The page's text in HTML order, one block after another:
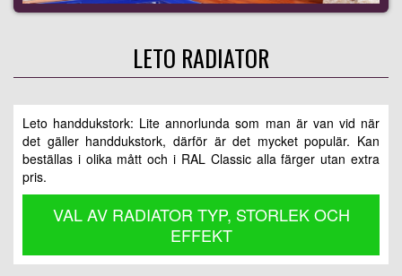
LETO RADIATOR
Leto handdukstork: Lite annorlunda som man är van vid när
det gäller handdukstork, därför är det mycket populär. Kan
beställas i olika mått och i RAL Classic alla färger utan extra
pris.
VAL AV RADIATOR TYP, STORLEK OCH
EFFEKT